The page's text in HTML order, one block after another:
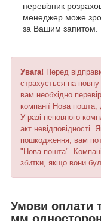
перевізник
менеджер може
за Вашим запитом.
Увага! Перед
страхується на
вам необхідно
компанії Нова пошта,
У разі неповного
акт невідповідності.
пошкодження, вам
"Нова пошта".
збитки, якщо вони
Умови оплати